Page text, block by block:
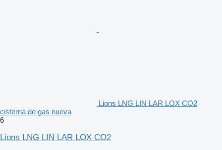
Lions LNG LIN LAR LOX CO2
cisterna de gas nueva
6
Lions LNG LIN LAR LOX CO2